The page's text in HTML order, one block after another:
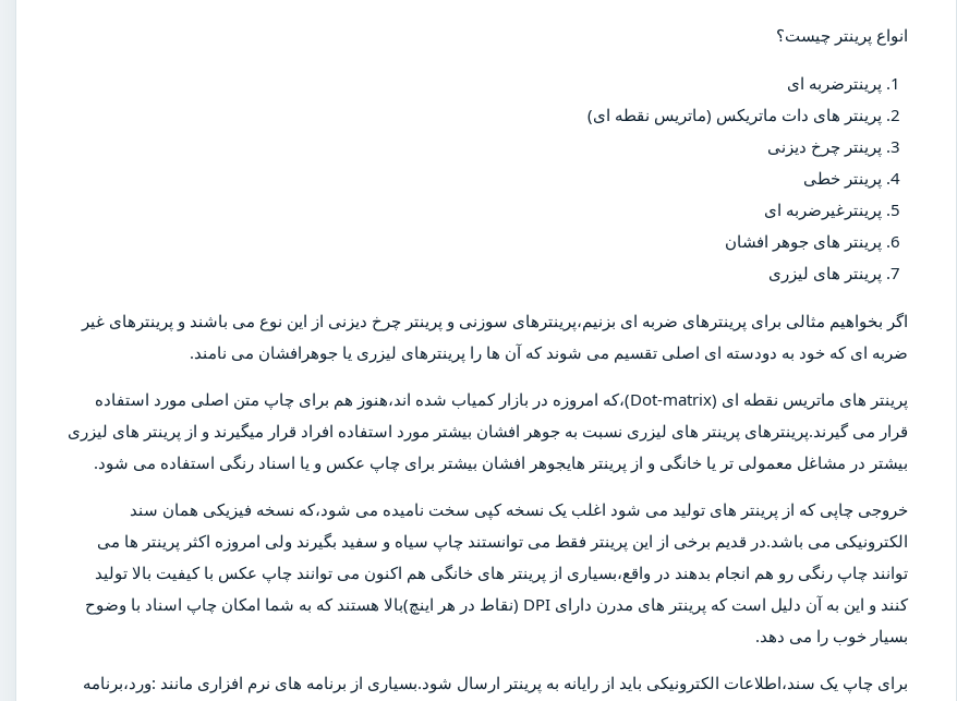
انواع پرینتر چیست؟
پرینترضربه ای
پرینتر های دات ماتریکس (ماتریس نقطه ای)
پرینتر چرخ دیزنی
پرینتر خطی
پرینترغیرضربه ای
پرینتر های جوهر افشان
پرینتر های لیزری
اگر بخواهیم مثالی برای پرینترهای ضربه ای بزنیم،پرینترهای سوزنی و پرینتر چرخ دیزنی از این نوع می باشند و پرینترهای غیر
ضربه ای که خود به دودسته ای اصلی تقسیم می شوند که آن ها را پرینترهای لیزری یا جوهرافشان می نامند.
پرینتر های ماتریس نقطه ای (Dot-matrix)،که امروزه در بازار کمیاب شده اند،هنوز هم برای چاپ متن اصلی مورد استفاده
قرار می گیرند.پرینترهای پرینتر های لیزری نسبت به جوهر افشان بیشتر مورد استفاده افراد قرار میگیرند و از پرینتر های لیزری
بیشتر در مشاغل معمولی تر یا خانگی و از پرینتر هایجوهر افشان بیشتر برای چاپ عکس و یا اسناد رنگی استفاده می شود.
خروجی چاپی که از پرینتر های تولید می شود اغلب یک نسخه کپی سخت نامیده می شود،که نسخه فیزیکی همان سند
الکترونیکی می باشد.در قدیم برخی از این پرینتر فقط می توانستند چاپ سیاه و سفید بگیرند ولی امروزه اکثر پرینتر ها می
توانند چاپ رنگی رو هم انجام بدهند در واقع،بسیاری از پرینتر های خانگی هم اکنون می توانند چاپ عکس با کیفیت بالا تولید
کنند و این به آن دلیل است که پرینتر های مدرن دارای DPI (نقاط در هر اینچ)بالا هستند که به شما امکان چاپ اسناد با وضوح
بسیار خوب را می دهد.
برای چاپ یک سند،اطلاعات الکترونیکی باید از رایانه به پرینتر ارسال شود.بسیاری از برنامه های نرم افزاری مانند :ورد،برنامه